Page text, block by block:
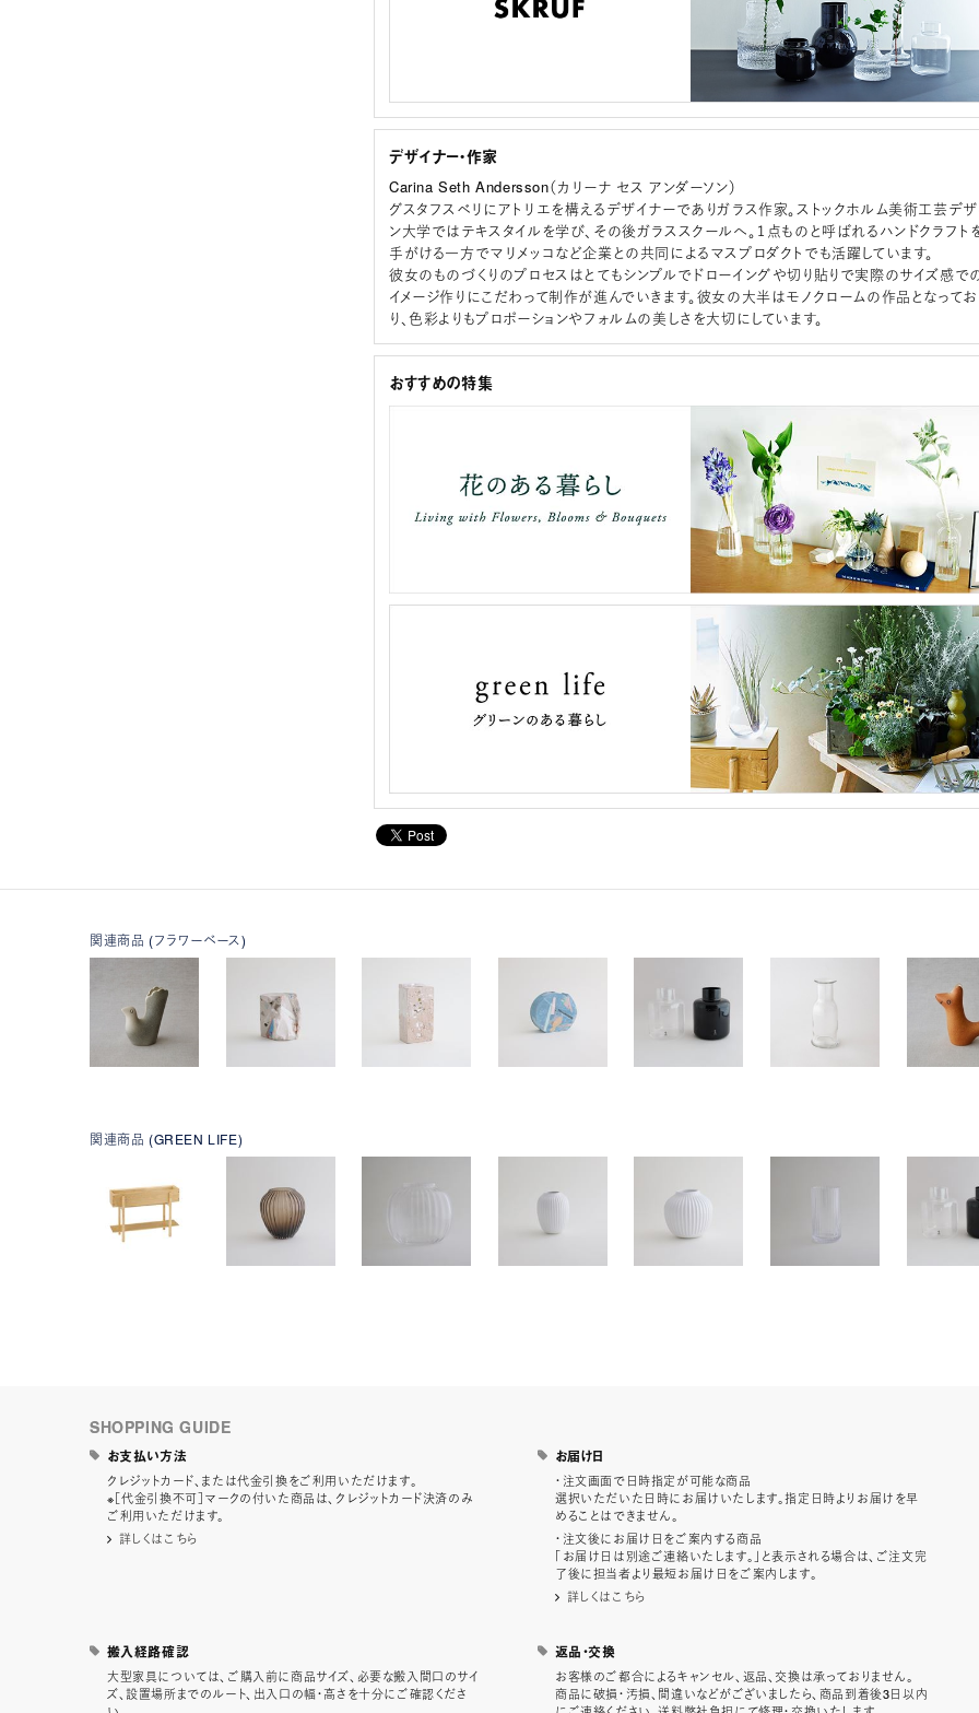
デザイナー・作家
Carina Seth Andersson（カリーナ セス アンダーソン）
グスタフスベリにアトリエを構えるデザイナーでありガラス作家。ストックホルム美術工芸デ
ン大学ではテキスタイルを学び、その後ガラススクールへ。１点ものと呼ばれるハンドクラフト
手がける一方でマリメッコなど企業との共同によるマスプロダクトでも活躍しています。
彼女のものづくりのプロセスはとてもシンプルでドローイングや切り貼りで実際のサイズ感で
イメージ作りにこだわって制作が進んでいきます。彼女の大半はモノクロームの作品となってお
り、色彩よりもプロポーションやフォルムの美しさを大切にしています。
おすすめの特集
関連商品 (フラワーベース)
関連商品 (GREEN LIFE)
SHOPPING GUIDE
お支払い方法
クレジットカード、または代金引換をご利用いただけます。
※［代金引換不可］マークの付いた商品は、クレジットカード決済のみ
ご利用いただけます。
詳しくはこちら
お届け日
・注文画面で日時指定が可能な商品
選択いただいた日時にお届けいたします。指定日時よりお届けを早
めることはできません。
・注文後にお届け日をご案内する商品
「お届け日は別途ご連絡いたします。」と表示される場合は、ご注文完
了後に担当者より最短お届け日をご案内します。
詳しくはこちら
搬入経路確認
大型家具については、ご購入前に商品サイズ、必要な搬入間口のサイ
ズ、設置場所までのルート、出入口の幅・高さを十分にご確認くださ
返品・交換
お客様のご都合によるキャンセル、返品、交換は承っておりません。
商品に破損・汚損、間違いなどがございましたら、商品到着後3日以内